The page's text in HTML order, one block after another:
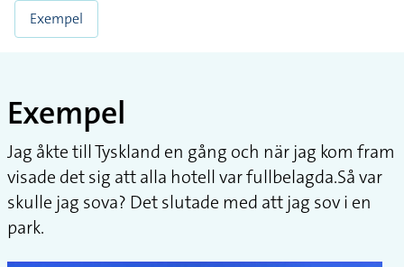
Exempel
Exempel
Jag åkte till Tyskland en gång och när jag kom fram
visade det sig att alla hotell var fullbelagda.Så var
skulle jag sova? Det slutade med att jag sov i en
park.